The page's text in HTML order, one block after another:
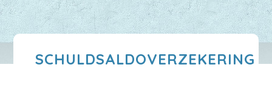
SCHULDSALDOVERZEKERING